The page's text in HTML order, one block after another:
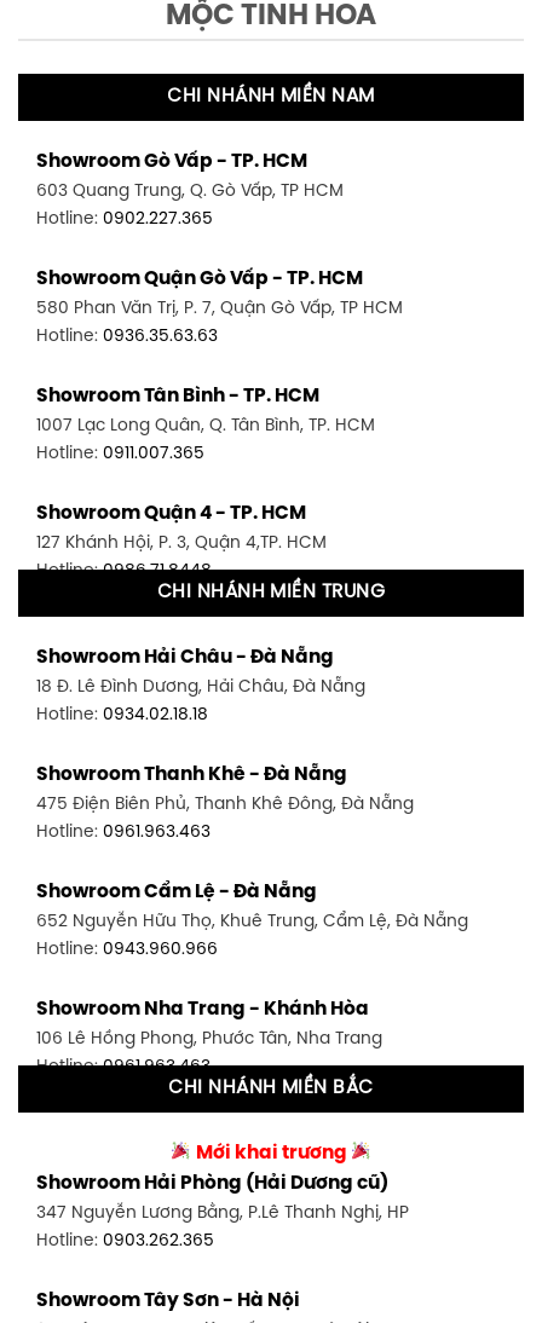
MỘC TINH HOA
CHI NHÁNH MIỀN NAM
Showroom Gò Vấp - TP. HCM
603 Quang Trung, Q. Gò Vấp, TP HCM
Hotline: 0902.227.365
Showroom Quận Gò Vấp - TP. HCM
580 Phan Văn Trị, P. 7, Quận Gò Vấp, TP HCM
Hotline: 0936.35.63.63
Showroom Tân Bình - TP. HCM
1007 Lạc Long Quân, Q. Tân Bình, TP. HCM
Hotline: 0911.007.365
Showroom Quận 4 - TP. HCM
127 Khánh Hội, P. 3, Quận 4,TP. HCM
Hotline:0986.71.8448
1411 Đường 3/2, P. 16, Quận 11, TP. HCM
Hotline:0906.256.759
1448 Huỳnh Tấn Phát, Phú Thuận, Quận 7, TP HCM
Hotline:0946.480.580
348 Đ. Bạch Đằng, P. 14, Bình Thạnh, TP HCM
Hotline:0902.716.230
591 Hoàng Văn Thụ, P. 4, Tân Bình, TP HCM
Hotline:0906.256.759
0986.71.8448
Showroom Thuận An - Bình Dương
66 đường DT743, An Phú, Thuận An, Bình Dương
CHI NHÁNH MIỀN TRUNG
Showroom Hải Châu - Đà Nẵng
18 Đ. Lê Đình Dương, Hải Châu, Đà Nẵng
Hotline: 0934.02.18.18
Showroom Thanh Khê - Đà Nẵng
475 Điện Biên Phủ, Thanh Khê Đông, Đà Nẵng
Hotline: 0961.963.463
Showroom Cẩm Lệ - Đà Nẵng
652 Nguyễn Hữu Thọ, Khuê Trung, Cẩm Lệ, Đà Nẵng
Hotline: 0943.960.966
Showroom Nha Trang - Khánh Hòa
106 Lê Hồng Phong, Phước Tân, Nha Trang
Hotline:0961.963.463
27-29 Nguyễn Sỹ Sách, Hưng Bình, TP Vinh, Nghệ An
Hotline:0943.960.966
Showroom Buôn Ma Thuột
Hotline:0934.02.18.18
CHI NHÁNH MIỀN BẮC
Mới khai trương
Showroom Hải Phòng (Hải Dương cũ)
347 Nguyễn Lương Bằng, P.Lê Thanh Nghị, HP
Hotline: 0903.262.365
Showroom Tây Sơn - Hà Nội